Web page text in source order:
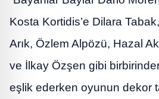
Kosta Kortidis’e Dilara
Arık, Özlem Alpözü, Hazal
ve İlkay Özşen gibi
eşlik ederken oyunun dekor